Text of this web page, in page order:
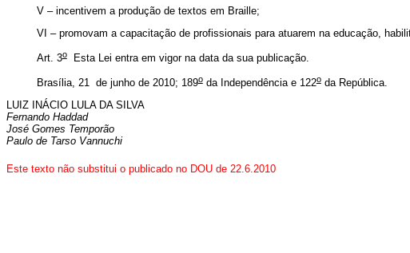
V – incentivem a produção de textos em Braille;
VI – promovam a capacitação de profissionais para atuarem na educação,
Art. 3oEsta Lei entra em vigor na data da sua publicação.
Brasília, 21 de junho de 2010; 189oda Independência e 122oda República.
LUIZ INÁCIO LULA DA SILVA
Fernando Haddad
José Gomes Temporão
Paulo de Tarso Vannuchi
Este texto não substitui o publicado no DOU de 22.6.2010